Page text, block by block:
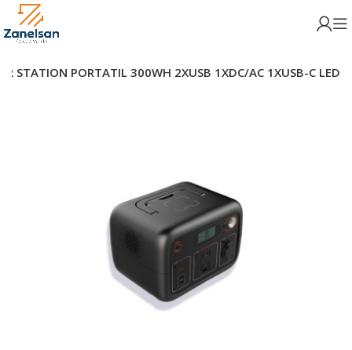
STATION PORTATIL 300WH 2XUSB 1XDC/AC 1XUSB-C LED